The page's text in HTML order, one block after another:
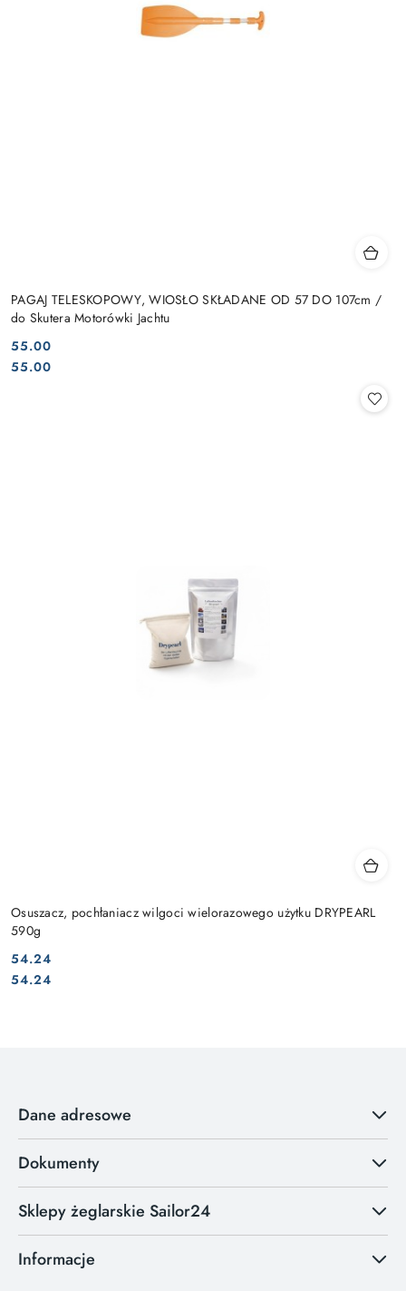
PAGAJ TELESKOPOWY, WIOSŁO SKŁADANE OD 57 DO 107cm /
do Skutera Motorówki Jachtu
Cena:
55.00
Cena:
55.00
Osuszacz, pochłaniacz wilgoci wielorazowego użytku DRYPEARL
590g
Cena:
54.24
Cena:
54.24
Dane adresowe
Dokumenty
Sklepy żeglarskie Sailor24
Informacje